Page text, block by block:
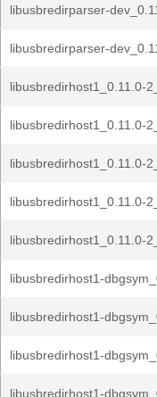
libusbredirparser-
libusbredirparser-
libusbredirhost1_0.11.0-
libusbredirhost1_0.11.0-
libusbredirhost1_0.11.0-
libusbredirhost1_0.11.0-
libusbredirhost1_0.11.0-
libusbredirhost1-
libusbredirhost1-
libusbredirhost1-
libusbredirhost1-